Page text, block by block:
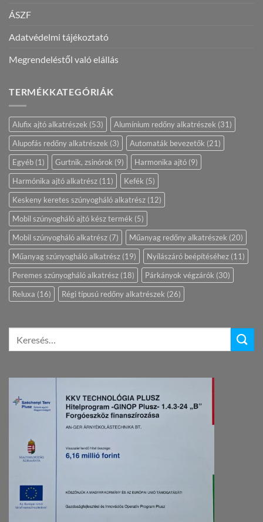
ÁSZF
Adatvédelmi tájékoztató
Megrendeléstől való elállás
TERMÉKKATEGÓRIÁK
Alufix ajtó alkatrészek (53) Alumínium redőny alkatrészek (31)
Alupofás redőny alkatrészek (3) Automaták bevezetők (21)
Egyéb (1) Gurtnik, zsinórok (9) Harmonika ajtó (9)
Harmónika ajtó alkatrész (11) Kefék (5)
Keskeny keretes szúnyogháló alkatrész (12)
Mobil szúnyogháló ajtó kész termék (5)
Mobil szúnyogháló alkatrész (7) Műanyag redőny alkatrészek (20)
Műanyag szúnyogháló alkatrész (19) Nyílászáró beépítéséhez (11)
Peremes szúnyogháló alkatrész (18) Párkányok végzárók (30)
Reluxa (16) Régi típusú redőny alkatrészek (26)